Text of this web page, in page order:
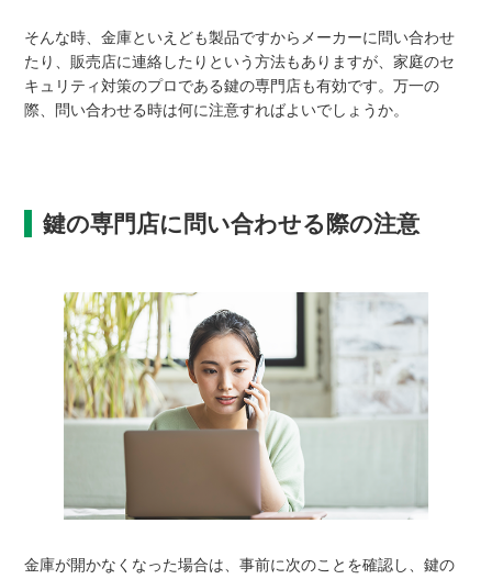
そんな時、金庫といえども製品ですからメーカーに問い合わせ
たり、販売店に連絡したりという方法もありますが、家庭のセ
キュリティ対策のプロである鍵の専門店も有効です。万一の
際、問い合わせる時は何に注意すればよいでしょうか。
鍵の専門店に問い合わせる際の注意
金庫が開かなくなった場合は、事前に次のことを確認し、鍵の